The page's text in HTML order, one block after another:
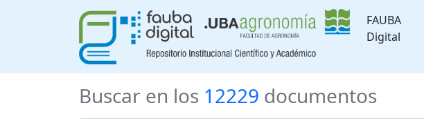
FAUBA
Digital
Buscar en los 12229 documentos